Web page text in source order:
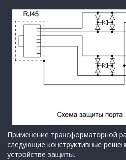
Применение трансформаторной
следующие конструктивные
устройстве защиты.